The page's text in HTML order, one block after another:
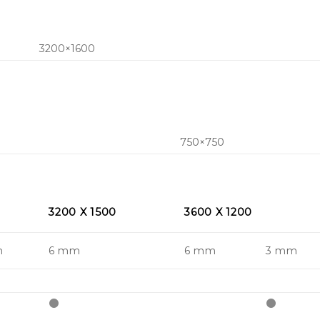
3200×1600
750×750
3200 X 1500 3600 X 1200
6 mm 6 mm 3 mm